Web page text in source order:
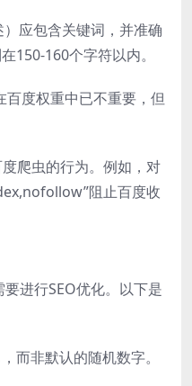
应包含关键词，并准确
150-160个字符以内。
度权重中已不重要，但
爬虫的行为。例如，对
阻止百度收
进行SEO优化。以下是
而非默认的随机数字。